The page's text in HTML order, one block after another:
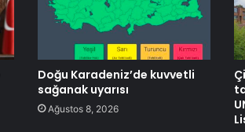
Doğu Karadeniz’de kuvvetli
sağanak uyarısı
Ağustos 8, 2026